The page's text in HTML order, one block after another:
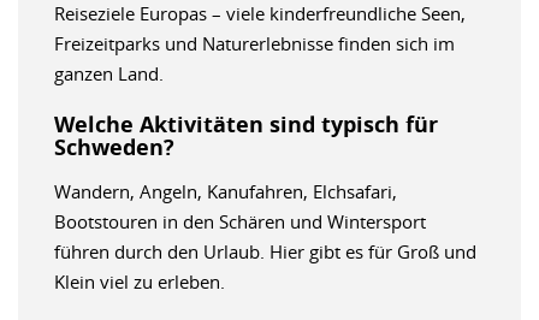
Reiseziele Europas – viele kinderfreundliche Seen,
Freizeitparks und Naturerlebnisse finden sich im
ganzen Land.
Welche Aktivitäten sind typisch für
Schweden?
Wandern, Angeln, Kanufahren, Elchsafari,
Bootstouren in den Schären und Wintersport
führen durch den Urlaub. Hier gibt es für Groß und
Klein viel zu erleben.